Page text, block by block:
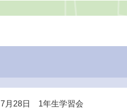
7月28日 1年生学習会